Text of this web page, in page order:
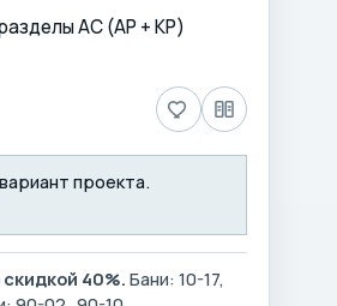
АС (АР + КР)
проекта.
40%.Бани: 10-17,